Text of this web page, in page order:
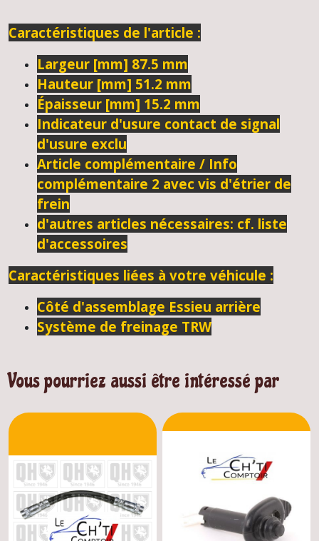
Caractéristiques de l'article :
Largeur [mm] 87.5 mm
Hauteur [mm] 51.2 mm
Épaisseur [mm] 15.2 mm
Indicateur d'usure contact de signal
d'usure exclu
Article complémentaire / Info
complémentaire 2 avec vis d'étrier de
frein
d'autres articles nécessaires: cf. liste
d'accessoires
Caractéristiques liées à votre véhicule :
Côté d'assemblage Essieu arrière
Système de freinage TRW
Vous pourriez aussi être intéressé par